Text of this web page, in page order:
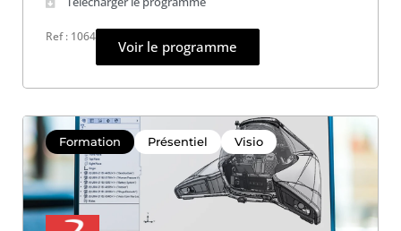
Ref : 1064
Voir le programme
Formation Présentiel Visio